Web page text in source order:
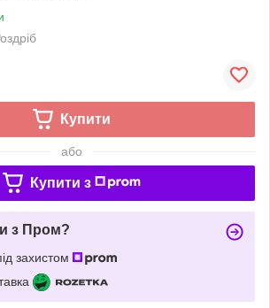
Купити
або
Купити з
з Пром?
захистом